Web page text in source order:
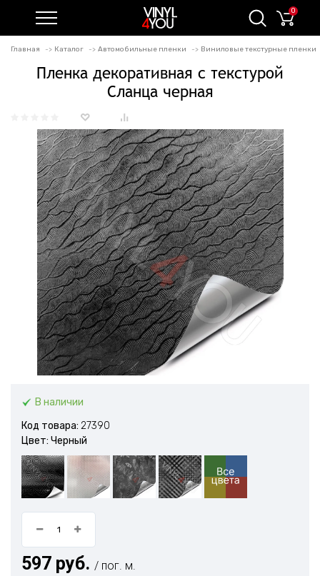
0
Главная Каталог Автомобильные пленки Виниловые текстурные пленки
Пленка декоративная с текстурой
Сланца черная
В наличии
Код товара: 27390
Цвет: Черный
597 руб. / пог. м.